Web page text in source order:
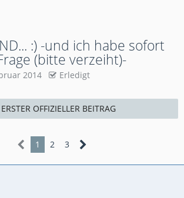
:) -und ich habe sofort
(bitte verzeiht)-
2014 Erledigt
ERSTER OFFIZIELLER BEITRAG
1 2 3